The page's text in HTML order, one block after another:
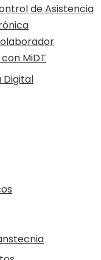
de Asistencia
MiDT
Digital